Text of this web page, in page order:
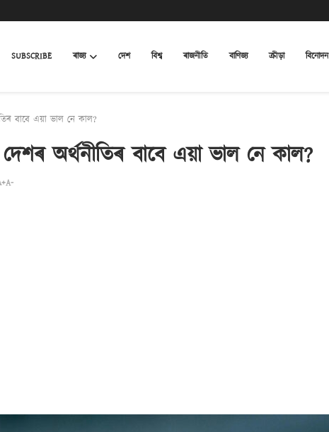
SUBSCRIBE ৰাজ্য দেশ বিশ্ব ৰাজনীতি বাণিজ্য ক্ৰীড়া বিনোদন
বাবে এয়া ভাল নে কাল?
অৰ্থনীতিৰ বাবে এয়া ভাল নে কাল?
A-